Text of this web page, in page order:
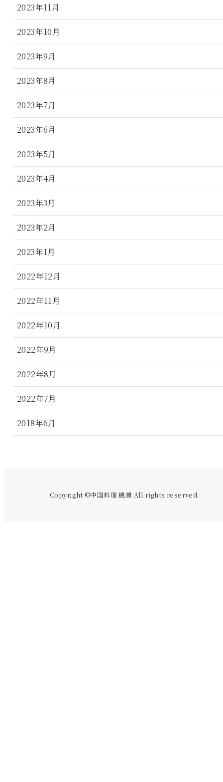
2023年11月
2023年10月
2023年9月
2023年8月
2023年7月
2023年6月
2023年5月
2023年4月
2023年3月
2023年2月
2023年1月
2022年12月
2022年11月
2022年10月
2022年9月
2022年8月
2022年7月
2018年6月
Copyright ©中国料理 楓凛 All rights reserved.